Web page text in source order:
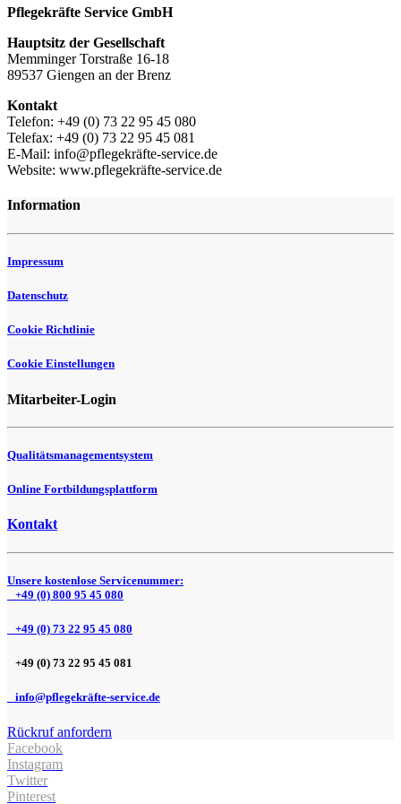
Pflegekräfte Service GmbH
Hauptsitz der Gesellschaft
Memminger Torstraße 16-18
89537 Giengen an der Brenz
Kontakt
Telefon: +49 (0) 73 22 95 45 080
Telefax: +49 (0) 73 22 95 45 081
E-Mail: info@pflegekräfte-service.de
Website: www.pflegekräfte-service.de
Information
Impressum
Datenschutz
Cookie Richtlinie
Cookie Einstellungen
Mitarbeiter-Login
Qualitätsmanagementsystem
Online Fortbildungsplattform
Kontakt
Unsere kostenlose Servicenummer:
+49 (0) 800 95 45 080
+49 (0) 73 22 95 45 080
+49 (0) 73 22 95 45 081
info@pflegekräfte-service.de
Rückruf anfordern
Facebook
Instagram
Twitter
Pinterest